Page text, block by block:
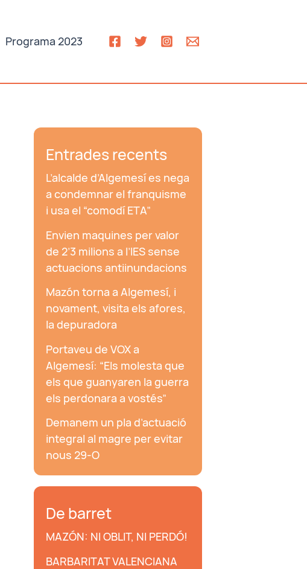
Programa 2023
Entrades recents
L’alcalde d’Algemesí es nega
a condemnar el franquisme
i usa el “comodí ETA”
Envien maquines per valor
de 2’3 milions a l’IES sense
actuacions antiinundacions
Mazón torna a Algemesí, i
novament, visita els afores,
la depuradora
Portaveu de VOX a
Algemesí: “Els molesta que
els que guanyaren la guerra
els perdonara a vostés”
Demanem un pla d’actuació
integral al magre per evitar
nous 29-O
De barret
MAZÓN: NI OBLIT, NI PERDÓ!
BARBARITAT VALENCIANA